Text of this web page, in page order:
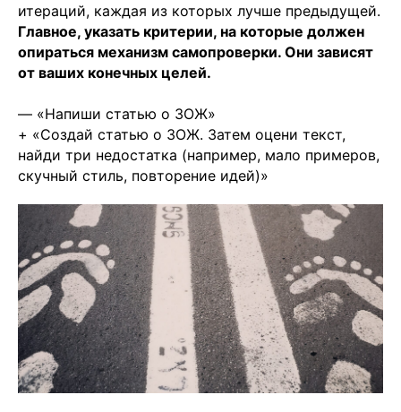
итераций, каждая из которых лучше предыдущей.
Главное, указать критерии, на которые должен
опираться механизм самопроверки. Они зависят
от ваших конечных целей.
— «Напиши статью о ЗОЖ»
+ «Создай статью о ЗОЖ. Затем оцени текст,
найди три недостатка (например, мало примеров,
скучный стиль, повторение идей)»